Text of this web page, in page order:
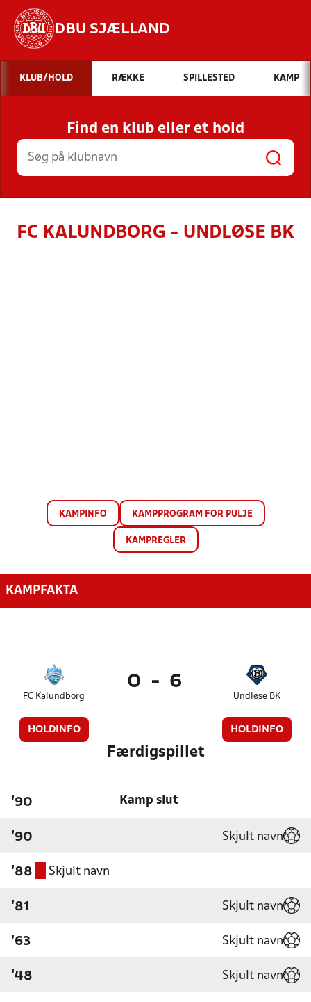
DBU SJÆLLAND
Hvad vil du søge efter?
INDHOLD OG NYHEDER
STILLINGER, RESULTATER, KLUBBER OG
HOLD
KLUB/HOLD RÆKKE SPILLESTED KAMP
Find en klub eller et hold
FC KALUNDBORG - UNDLØSE BK
KAMPINFO KAMPPROGRAM FOR PULJE
KAMPREGLER
KAMPFAKTA
FC Kalundborg
HOLDINFO
0 - 6
Undløse BK
HOLDINFO
Færdigspillet
'90 Kamp slut
'90 Skjult navn
'88 Skjult navn
'81 Skjult navn
'63 Skjult navn
'48 Skjult navn